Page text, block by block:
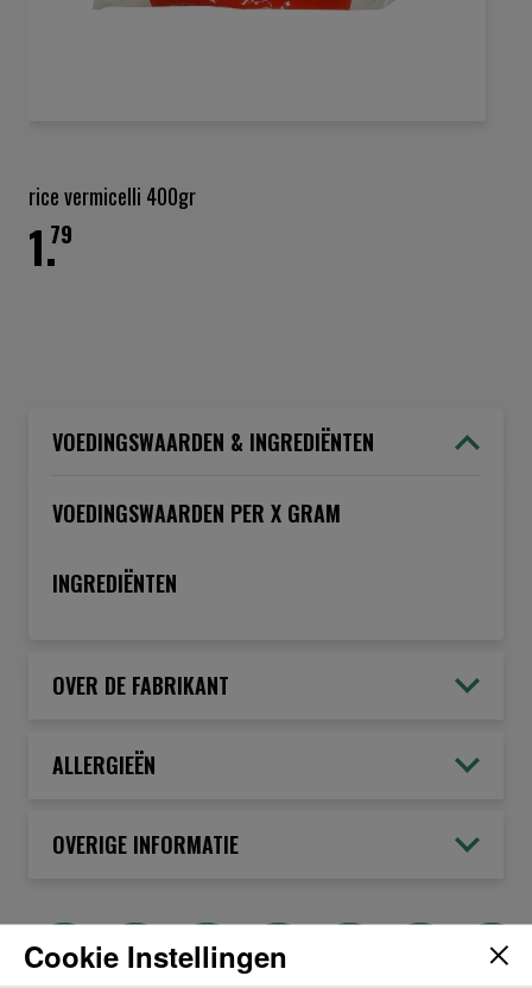
het
begin
van
afbeeldingen-
rice vermicelli 400gr
79
1.
VOEDINGSWAARDEN & INGREDIËNTEN
VOEDINGSWAARDEN PER X GRAM
INGREDIËNTEN
OVER DE FABRIKANT
ALLERGIEËN
OVERIGE INFORMATIE
Cookie Instellingen